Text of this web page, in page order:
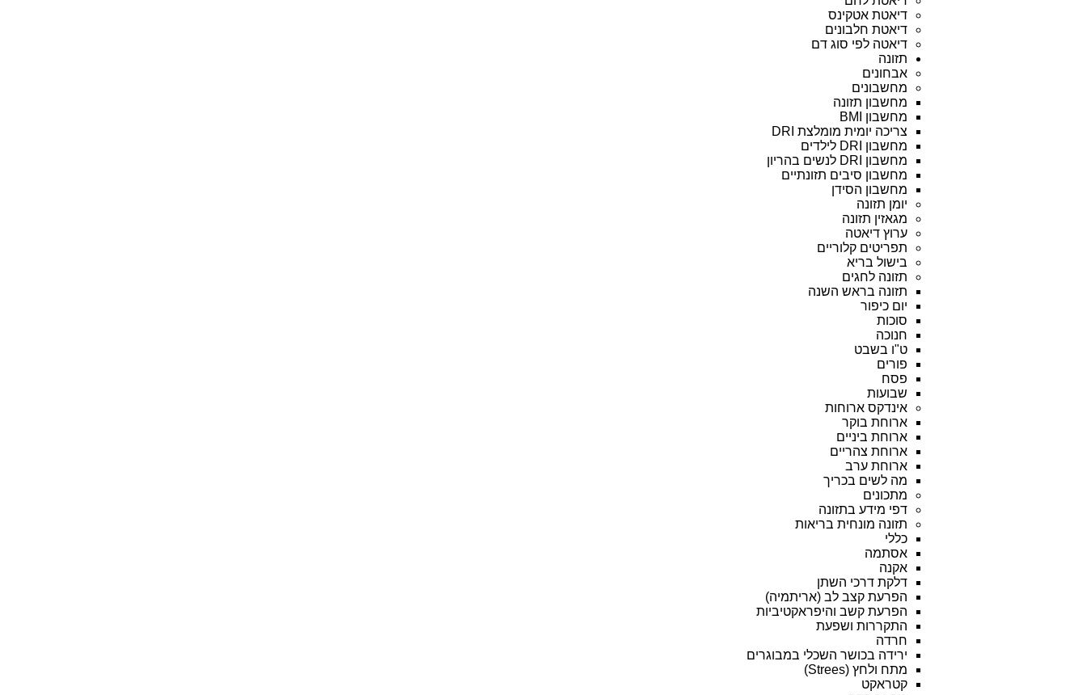
דיאטת אטקינס
דיאטת חלבונים
דיאטה לפי סוג דם
תזונה
אבחונים
מחשבונים
מחשבון תזונה
מחשבון BMI
צריכה יומית מומלצת DRI
מחשבון DRI לילדים
מחשבון DRI לנשים בהריון
מחשבון סיבים תזונתיים
מחשבון הסידן
יומן תזונה
מגאזין תזונה
ערוץ דיאטה
תפריטים קלוריים
בישול בריא
תזונה לחגים
תזונה בראש השנה
יום כיפור
סוכות
חנוכה
ט"ו בשבט
פורים
פסח
שבועות
אינדקס ארוחות
ארוחת בוקר
ארוחת ביניים
ארוחת צהריים
ארוחת ערב
מה לשים בכריך
מתכונים
דפי מידע בתזונה
תזונה מונחית בריאות
כללי
אסתמה
אקנה
דלקת דרכי השתן
הפרעת קצב לב (אריתמיה)
הפרעת קשב והיפראקטיביות
התקררות ושפעת
חרדה
ירידה בכושר השכלי במבוגרים
מתח ולחץ (Strees)
קטראקט